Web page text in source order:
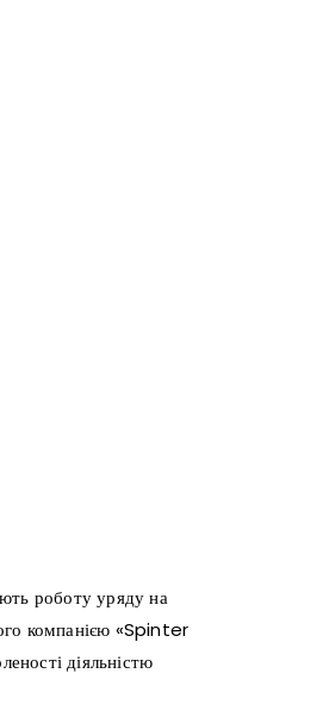
роботу уряду на
компанією «Spinter
діяльністю